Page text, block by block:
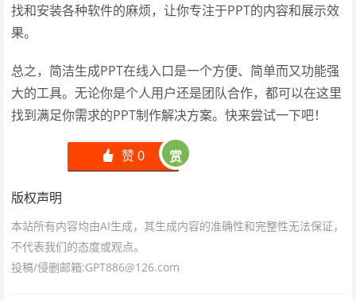
找和安装各种软件的麻烦，让你专注于PPT的内容和展示效
果。
总之，简洁生成PPT在线入口是一个方便、简单而又功能强
大的工具。无论你是个人用户还是团队合作，都可以在这里
找到满足你需求的PPT制作解决方案。快来尝试一下吧！
󰄼 赞0 赏
版权声明
本站所有内容均由AI生成，其生成内容的准确性和完整性无法保证，
不代表我们的态度或观点。
投稿/侵删邮箱:GPT886@126.com